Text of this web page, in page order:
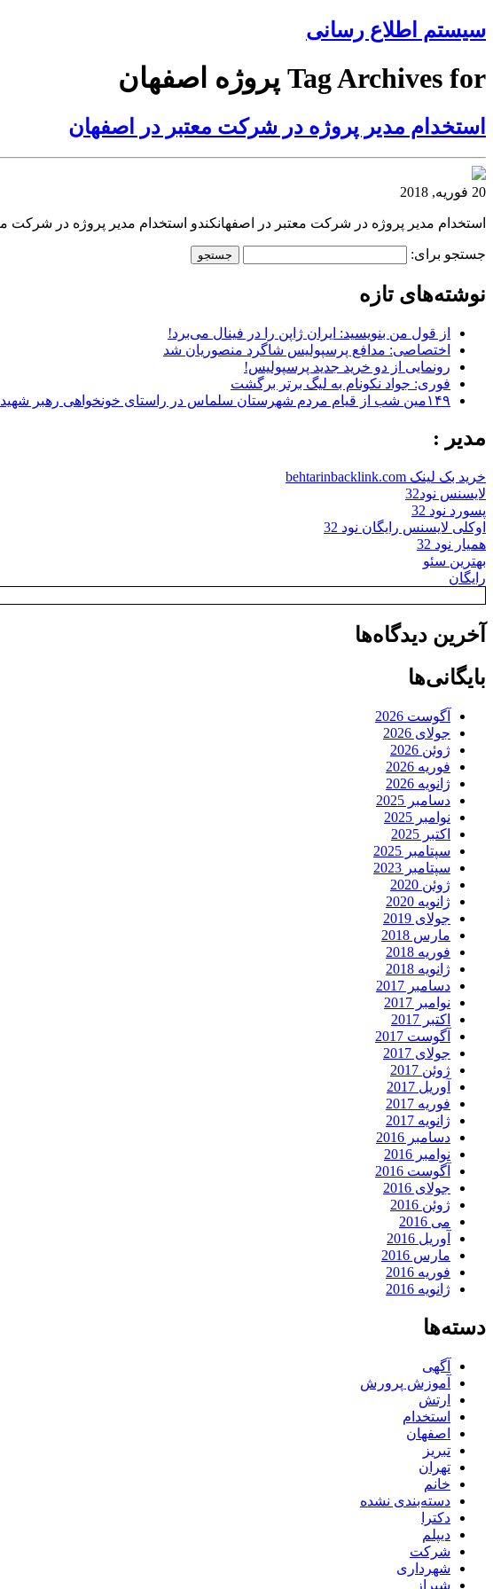
سیستم اطلاع رسانی
Tag Archives for پروژه اصفهان
استخدام مدیر پروژه در شرکت معتبر در اصفهان
20 فوریه, 2018
استخدام مدیر پروژه در شرکت معتبر در اصفهانکندو استخدام مدیر پروژه در
جستجو برای:
نوشته‌های تازه
از قول من بنویسید: ایران ژاپن را در فینال می‌برد!
اختصاصی: مدافع پرسپولیس شاگرد منصوریان شد
رونمایی از دو خرید جدید پرسپولیس!
فوری: جواد نکونام به لیگ برتر برگشت
۱۴۹مین شب از قیام مردم شهرستان سلماس در راستای خونخواهی رهبر شهید + تصاویر
مدیر :
خرید بک لینک behtarinbacklink.com
لایسنس نود32
پسورد نود 32
اوکلی لایسنس رایگان نود 32
همیار نود 32
بهترین سئو
رایگان
آخرین دیدگاه‌ها
بایگانی‌ها
آگوست 2026
جولای 2026
ژوئن 2026
فوریه 2026
ژانویه 2026
دسامبر 2025
نوامبر 2025
اکتبر 2025
سپتامبر 2025
سپتامبر 2023
ژوئن 2020
ژانویه 2020
جولای 2019
مارس 2018
فوریه 2018
ژانویه 2018
دسامبر 2017
نوامبر 2017
اکتبر 2017
آگوست 2017
جولای 2017
ژوئن 2017
آوریل 2017
فوریه 2017
ژانویه 2017
دسامبر 2016
نوامبر 2016
آگوست 2016
جولای 2016
ژوئن 2016
می 2016
آوریل 2016
مارس 2016
فوریه 2016
ژانویه 2016
دسته‌ها
آگهی
آموزش پرورش
ارتش
استخدام
اصفهان
تبریز
تهران
خانم
دسته‌بندی نشده
دکترا
دیپلم
شرکت
شهرداری
شیراز